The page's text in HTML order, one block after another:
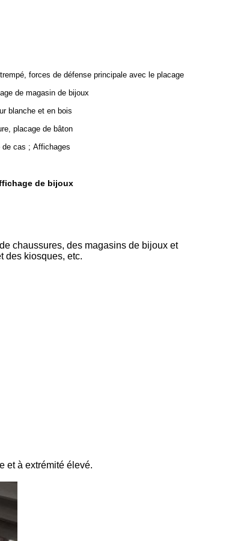
forces de défense principale avec le placage
de magasin de bijoux
blanche et en bois
placage de bâton
de cas ; Affichages
de bijoux
chaussures, des magasins de bijoux et
des kiosques, etc.
et à extrémité élevé.